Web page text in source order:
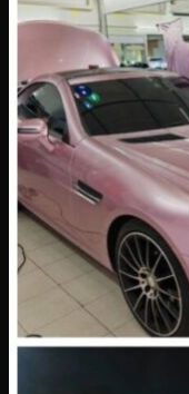
สติ๊ก
สติ๊ก
สติ๊
สติ๊ก
สติ๊ก
ตัดส
สติ๊ก
สติ๊ก
สติ๊ก
พิมพ์